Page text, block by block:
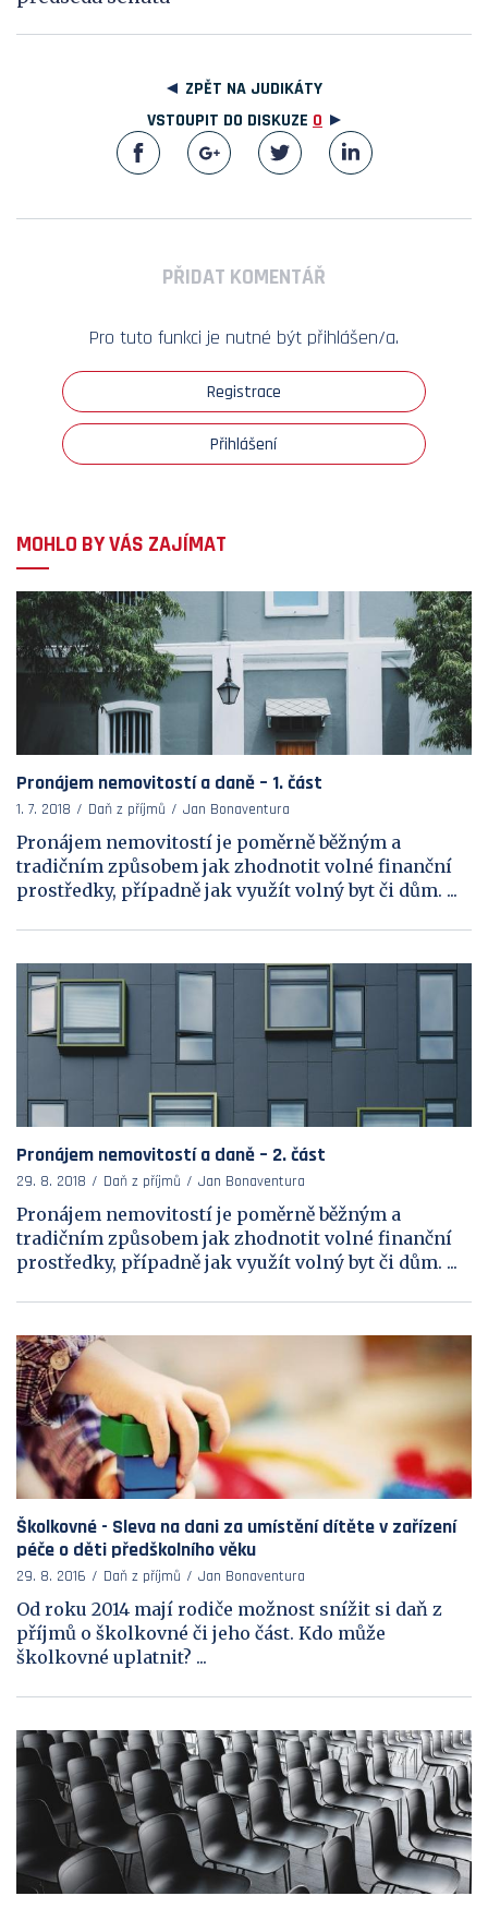
ZPĚT NA JUDIKÁTY
VSTOUPIT DO DISKUZE 0
PŘIDAT KOMENTÁŘ
Pro tuto funkci je nutné být přihlášen/a.
Registrace
Přihlášení
MOHLO BY VÁS ZAJÍMAT
Pronájem nemovitostí a daně – 1. část
1. 7. 2018 Daň z příjmů Jan Bonaventura
Pronájem nemovitostí je poměrně běžným a
tradičním způsobem jak zhodnotit volné finanční
prostředky, případně jak využít volný byt či dům. ...
Pronájem nemovitostí a daně – 2. část
29. 8. 2018 Daň z příjmů Jan Bonaventura
Pronájem nemovitostí je poměrně běžným a
tradičním způsobem jak zhodnotit volné finanční
prostředky, případně jak využít volný byt či dům. ...
Školkovné - Sleva na dani za umístění dítěte v zařízení
péče o děti předškolního věku
29. 8. 2016 Daň z příjmů Jan Bonaventura
Od roku 2014 mají rodiče možnost snížit si daň z
příjmů o školkovné či jeho část. Kdo může
školkovné uplatnit? ...